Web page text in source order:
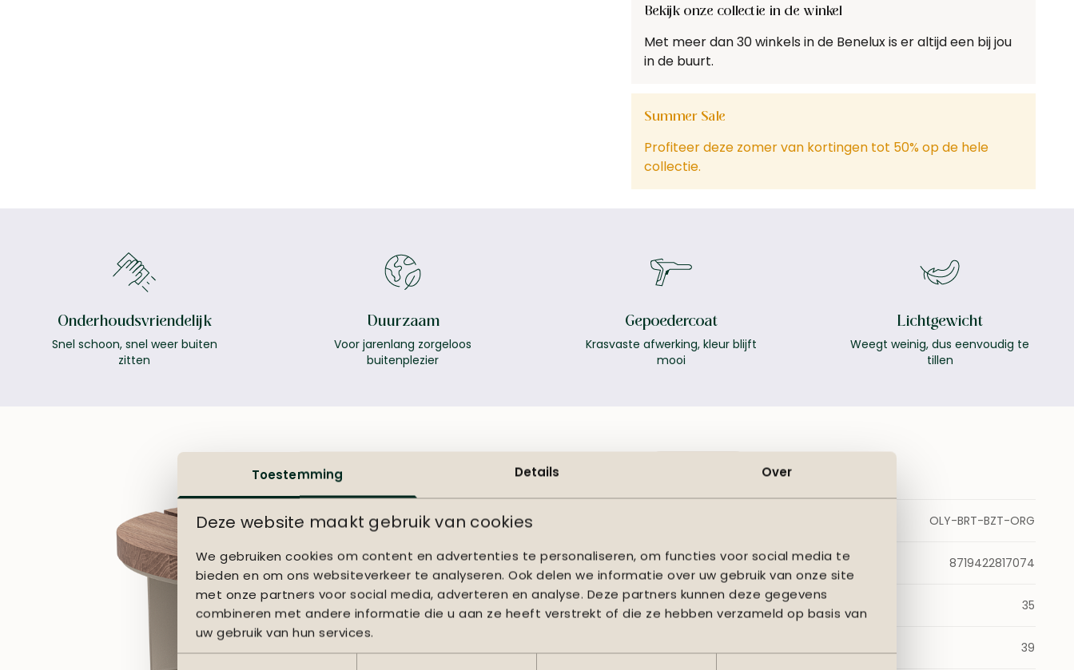
Toestemming Details Over
Deze website maakt gebruik van cookies
We gebruiken cookies om content en advertenties te personaliseren, om functies voor social media te
bieden en om ons websiteverkeer te analyseren. Ook delen we informatie over uw gebruik van onze site
met onze partners voor social media, adverteren en analyse. Deze partners kunnen deze gegevens
combineren met andere informatie die u aan ze heeft verstrekt of die ze hebben verzameld op basis van
uw gebruik van hun services.
Bekijk onze collectie in de winkel
Met meer dan 30 winkels in de Benelux is er altijd een bij jou
in de buurt.
Summer Sale
Profiteer deze zomer van kortingen tot 50% op de hele
collectie.
Onderhoudsvriendelijk
Snel schoon, snel weer buiten
zitten
Duurzaam
Voor jarenlang zorgeloos
buitenplezier
Gepoedercoat
Krasvaste afwerking, kleur blijft
mooi
Lichtgewicht
Weegt weinig, dus eenvoudig te
tillen
OLY-BRT-BZT-ORG
Barcode 8719422817074
Lengte (cm) 35
39